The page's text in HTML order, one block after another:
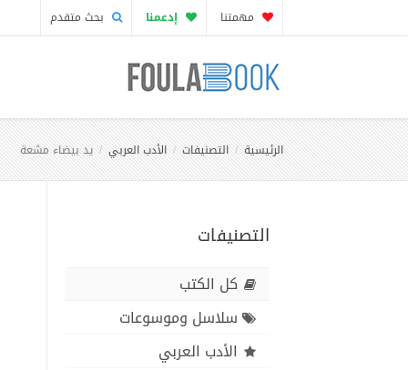
مهمتنا إدعمنا بحث متقدم
الرئيسية التصنيفات الأدب العربي يد بيضاء مشعة
التصنيفات
كل الكتب
سلاسل وموسوعات
الأدب العربي